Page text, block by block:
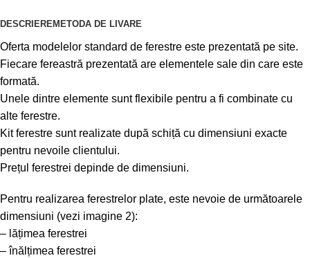
DESCRIERE METODA DE LIVARE
Oferta modelelor standard de ferestre este prezentată pe site.
Fiecare fereastră prezentată are elementele sale din care este
formată.
Unele dintre elemente sunt flexibile pentru a fi combinate cu
alte ferestre.
Kit ferestre sunt realizate după schiță cu dimensiuni exacte
pentru nevoile clientului.
Prețul ferestrei depinde de dimensiuni.
Pentru realizarea ferestrelor plate, este nevoie de următoarele
dimensiuni (vezi imagine 2):
– lățimea ferestrei
– înălțimea ferestrei